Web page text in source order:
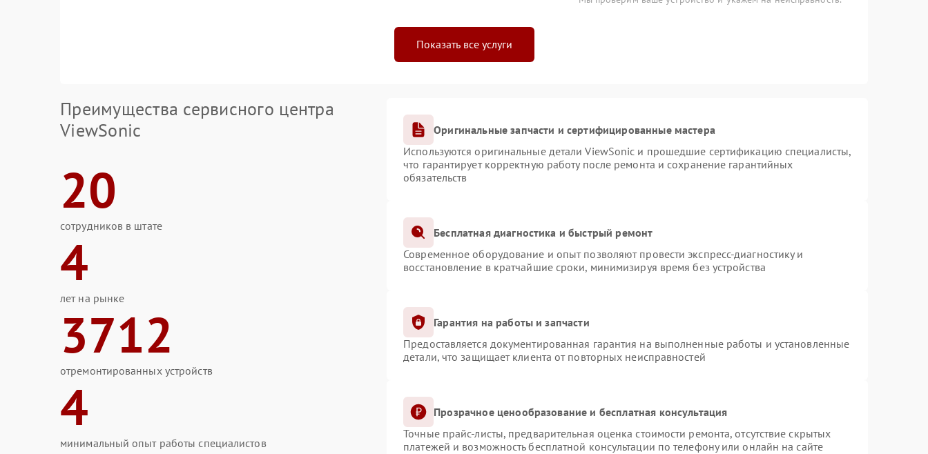
Показать все услуги
Преимущества сервисного центра
ViewSonic
20
сотрудников в штате
4
лет на рынке
3712
отремонтированных устройств
4
минимальный опыт работы специалистов
Оригинальные запчасти и сертифицированные мастера
Используются оригинальные детали ViewSonic и прошедшие сертификацию специалисты,
что гарантирует корректную работу после ремонта и сохранение гарантийных
обязательств
Бесплатная диагностика и быстрый ремонт
Современное оборудование и опыт позволяют провести экспресс-диагностику и
восстановление в кратчайшие сроки, минимизируя время без устройства
Гарантия на работы и запчасти
Предоставляется документированная гарантия на выполненные работы и установленные
детали, что защищает клиента от повторных неисправностей
Прозрачное ценообразование и бесплатная консультация
Точные прайс-листы, предварительная оценка стоимости ремонта, отсутствие скрытых
платежей и возможность бесплатной консультации по телефону или онлайн на сайте